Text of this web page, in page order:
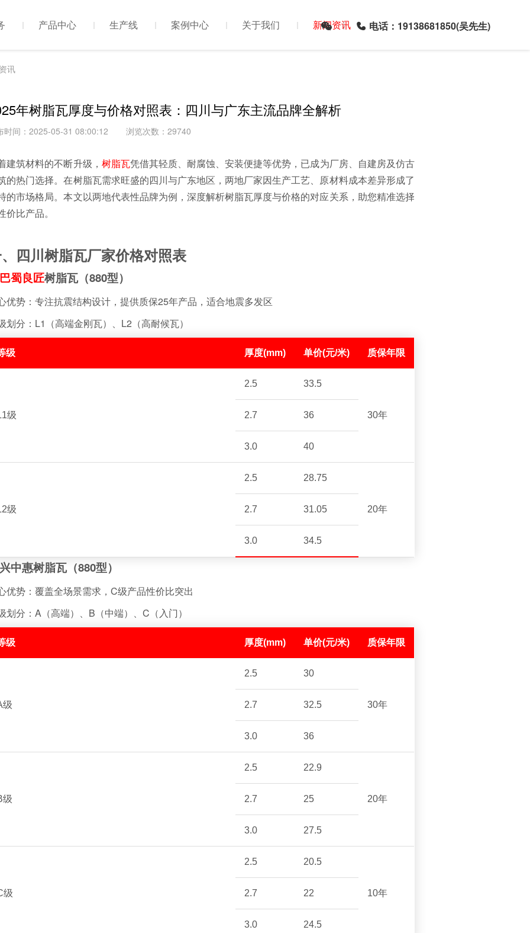
产品中心 生产线 案例中心 关于我们 新闻资讯 电话：19138681850(吴先生)
讯
年树脂瓦厚度与价格对照表：四川与广东主流品牌全解析
时间：2025-05-31 08:00:12 浏览次数：29740
建筑材料的不断升级， 树脂瓦凭借其轻质、耐腐蚀、安装便捷等优势，已成为厂房、自建房及仿古
的热门选择。在树脂瓦需求旺盛的四川与广东地区，两地厂家因生产工艺、原材料成本差异形成了
的市场格局。本文以两地代表性品牌为例，深度解析树脂瓦厚度与价格的对应关系，助您精准选择
价比产品。
四川树脂瓦厂家价格对照表
巴蜀良匠树脂瓦（880型）
优势：专注抗震结构设计，提供质保25年产品，适合地震多发区
划分：L1（高端金刚瓦）、L2（高耐候瓦）
级 厚度(mm) 单价(元/米) 质保年限
级
2.5 33.5
30年
2.7 36
3.0 40
级
2.5 28.75
20年
2.7 31.05
3.0 34.5
中惠树脂瓦（880型）
优势：覆盖全场景需求，C级产品性价比突出
划分：A（高端）、B（中端）、C（入门）
级 厚度(mm) 单价(元/米) 质保年限
级
2.5 30
30年
2.7 32.5
3.0 36
级
2.5 22.9
20年
2.7 25
3.0 27.5
级
2.5 20.5
10年
2.7 22
3.0 24.5